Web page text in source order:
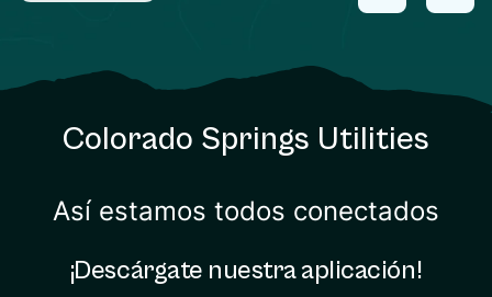
Colorado Springs Utilities
Así estamos todos conectados
¡Descárgate nuestra aplicación!